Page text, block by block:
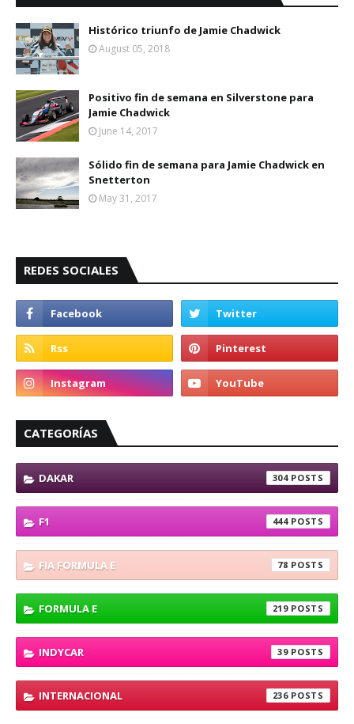
Histórico triunfo de Jamie Chadwick
August 05, 2018
Positivo fin de semana en Silverstone para
Jamie Chadwick
June 14, 2017
Sólido fin de semana para Jamie Chadwick en
Snetterton
May 31, 2017
REDES SOCIALES
CATEGORÍAS
DAKAR 304
F1 444
FIA FORMULA E 78
FORMULA E 219
INDYCAR 39
INTERNACIONAL 236